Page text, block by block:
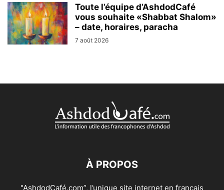
Toute l’équipe d’AshdodCafé
vous souhaite «Shabbat Shalom»
– date, horaires, paracha
7 août 2026
À PROPOS
"AshdodCafé.com”, l’unique site internet en français